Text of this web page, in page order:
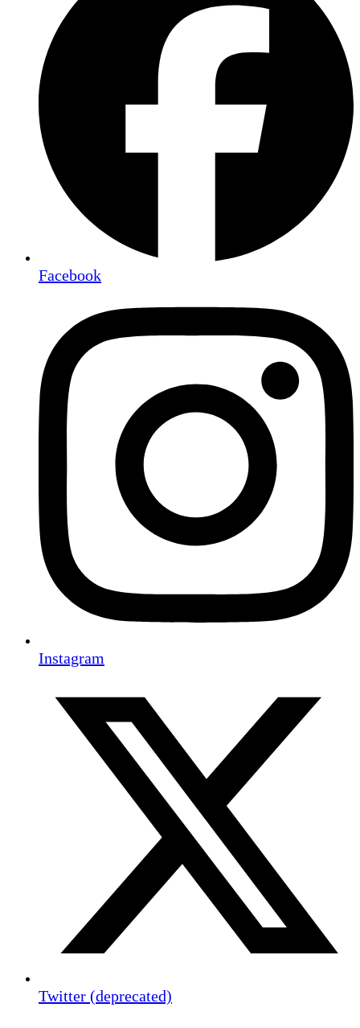
Facebook
Instagram
Twitter (deprecated)